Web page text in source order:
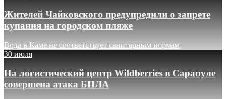
Жителей Чайковского предупредили о запрете
купания на городском пляже
Вода в Каме не соответствует санитарным нормам
30 июля
На логистический центр Wildberries в Сарапуле
совершена атака БПЛА